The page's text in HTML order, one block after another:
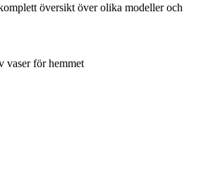
översikt över olika modeller och
vaser för hemmet